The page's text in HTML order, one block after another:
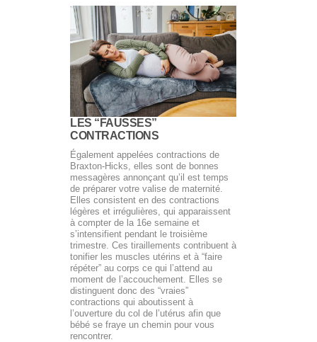
LES “FAUSSES”
CONTRACTIONS
Également appelées contractions de
Braxton-Hicks, elles sont de bonnes
messagères annonçant qu’il est temps
de préparer votre valise de maternité.
Elles consistent en des contractions
légères et irrégulières, qui apparaissent
à compter de la 16e semaine et
s’intensifient pendant le troisième
trimestre. Ces tiraillements contribuent à
tonifier les muscles utérins et à “faire
répéter” au corps ce qui l’attend au
moment de l’accouchement. Elles se
distinguent donc des “vraies”
contractions qui aboutissent à
l’ouverture du col de l’utérus afin que
bébé se fraye un chemin pour vous
rencontrer.